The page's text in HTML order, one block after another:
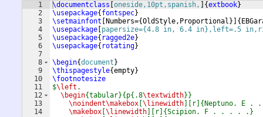
1
2
3
4
5
6
7
8
9
10
11
12
13
14
\documentclass oneside,10pt,spanish, {extbook}
\usepackage{ fontspec}
\setmainfont
Numbers={OldStyle,Proportional }] {
\usepackage papersize={4.8 in, 6.4 in},left=.5
\usepackage{ ragged2e}
\usepackage{ rotating}
\begin{document }
\thispagestyle{empty}
\footnotesize
$\left .
\begin{tabular}{p{.8\textwidth}}
\noindent\makebox \linewidth ][r]{Neptuno. E
\makebox \linewidth ][r]{Scipion. F . . . . .}